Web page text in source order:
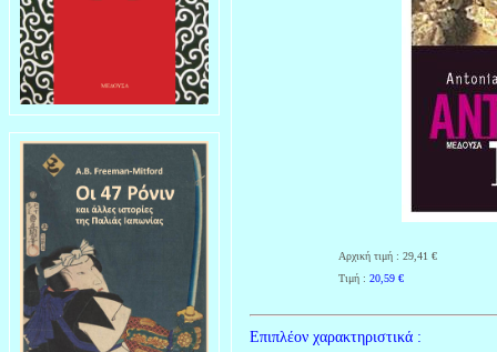
Αρχική τιμή : 29,41 €
Τιμή : 20,59 €
Επιπλέον χαρακτηριστικά :